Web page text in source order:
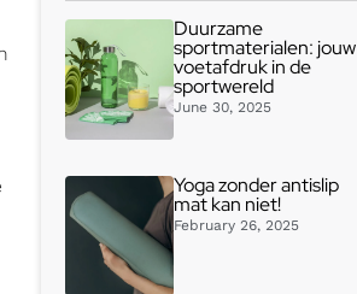
Duurzame
sportmaterialen: jouw
voetafdruk in de
sportwereld
June 30, 2025
Yoga zonder antislip
mat kan niet!
February 26, 2025